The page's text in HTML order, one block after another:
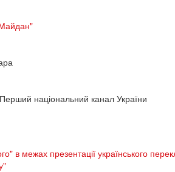
національний канал України
в межах презентації українського